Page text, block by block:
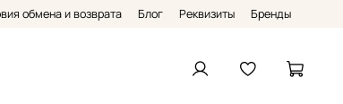
обмена и возврата Блог Реквизиты Бренды